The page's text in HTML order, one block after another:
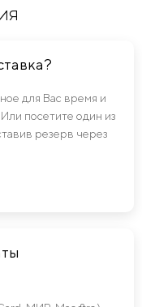
для Вас время и
посетите один из
резерв через